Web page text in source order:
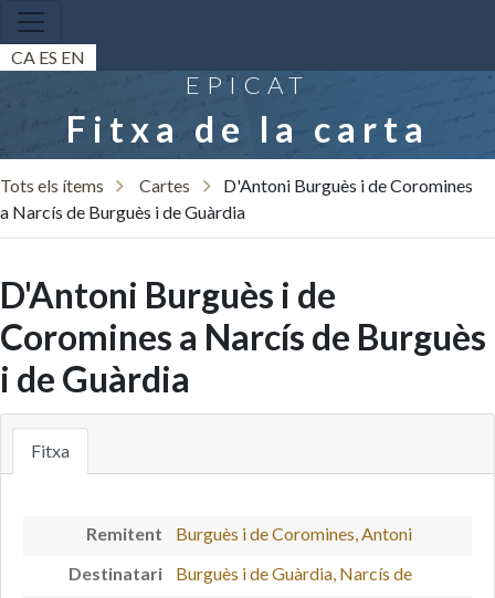
CA ES EN
EPICAT
Fitxa de la carta
Tots els ítems Cartes
D'Antoni Burguès i de Coromines
a Narcís de Burguès i de Guàrdia
D'Antoni Burguès i de
Coromines a Narcís de Burguès
i de Guàrdia
Fitxa
Remitent
Burguès i de Coromines, Antoni
Destinatari
Burguès i de Guàrdia, Narcís de